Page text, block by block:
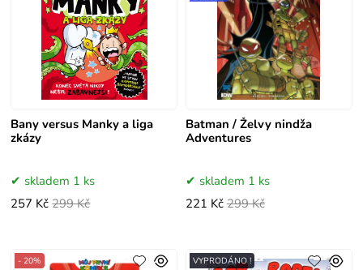
Bany versus Manky a liga
zkázy
skladem 1 ks
257 Kč 299 Kč
Batman / Želvy nindža
Adventures
skladem 1 ks
221 Kč 299 Kč
- 20%
VYPRODÁNO !